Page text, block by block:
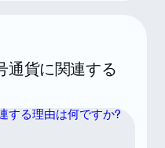
通貨に関連する